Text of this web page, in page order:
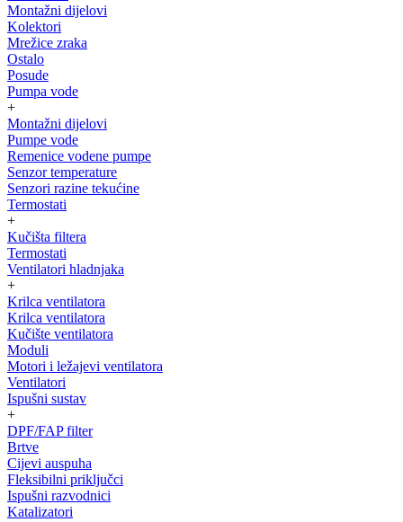
Montažni dijelovi
Kolektori
Mrežice zraka
Ostalo
Posude
Pumpa vode
+
Montažni dijelovi
Pumpe vode
Remenice vodene pumpe
Senzor temperature
Senzori razine tekućine
Termostati
+
Kučišta filtera
Termostati
Ventilatori hladnjaka
+
Krilca ventilatora
Krilca ventilatora
Kučište ventilatora
Moduli
Motori i ležajevi ventilatora
Ventilatori
Ispušni sustav
+
DPF/FAP filter
Brtve
Cijevi auspuha
Fleksibilni priključci
Ispušni razvodnici
Katalizatori